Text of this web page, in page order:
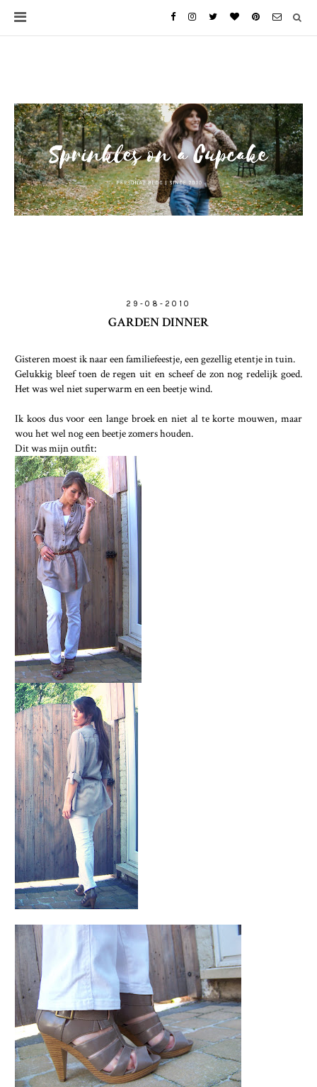
29-08-2010
GARDEN DINNER
Gisteren moest ik naar een familiefeestje, een gezellig etentje in tuin.
Gelukkig bleef toen de regen uit en scheef de zon nog redelijk goed.
Het was wel niet superwarm en een beetje wind.
Ik koos dus voor een lange broek en niet al te korte mouwen, maar
wou het wel nog een beetje zomers houden.
Dit was mijn outfit: